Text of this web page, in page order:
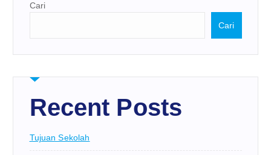
Cari
Cari
Recent Posts
Tujuan Sekolah